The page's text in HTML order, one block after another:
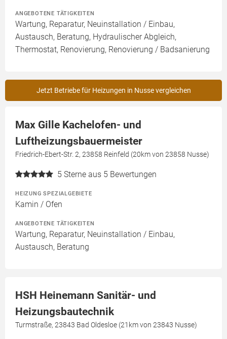
ANGEBOTENE TÄTIGKEITEN
Wartung, Reparatur, Neuinstallation / Einbau,
Austausch, Beratung, Hydraulischer Abgleich,
Thermostat, Renovierung, Renovierung / Badsanierung
Jetzt Betriebe für Heizungen in Nusse vergleichen
Max Gille Kachelofen- und
Luftheizungsbauermeister
Friedrich-Ebert-Str. 2, 23858 Reinfeld (20km von 23858 Nusse)
5 Sterne aus 5 Bewertungen
HEIZUNG SPEZIALGEBIETE
Kamin / Ofen
ANGEBOTENE TÄTIGKEITEN
Wartung, Reparatur, Neuinstallation / Einbau,
Austausch, Beratung
HSH Heinemann Sanitär- und
Heizungsbautechnik
Turmstraße, 23843 Bad Oldesloe (21km von 23843 Nusse)